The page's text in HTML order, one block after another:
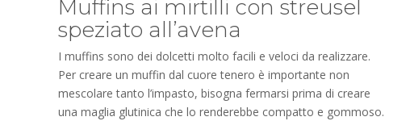
Muffins ai mirtilli con streusel
speziato all’avena
I muffins sono dei dolcetti molto facili e veloci da realizzare.
Per creare un muffin dal cuore tenero è importante non
mescolare tanto l’impasto, bisogna fermarsi prima di creare
una maglia glutinica che lo renderebbe compatto e gommoso.